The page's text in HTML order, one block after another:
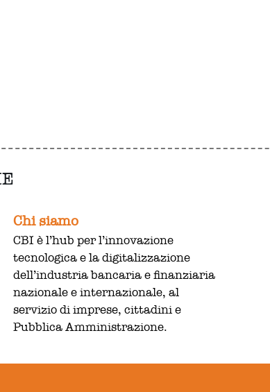
Chi siamo
CBI è l’hub per l’innovazione
tecnologica e la digitalizzazione
dell’industria bancaria e finanziaria
nazionale e internazionale, al
servizio di imprese, cittadini e
Pubblica Amministrazione.